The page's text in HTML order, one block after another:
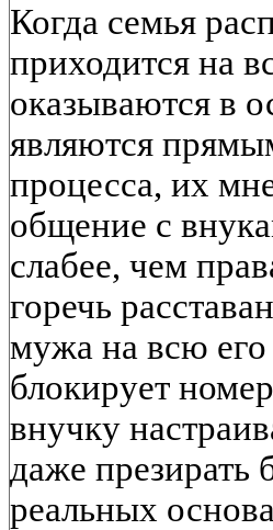
Когда семья
приходится на
оказываются в
являются
процесса, их
общение с
слабее, чем
горечь
мужа на всю
блокирует
внучку
даже презирать
реальных